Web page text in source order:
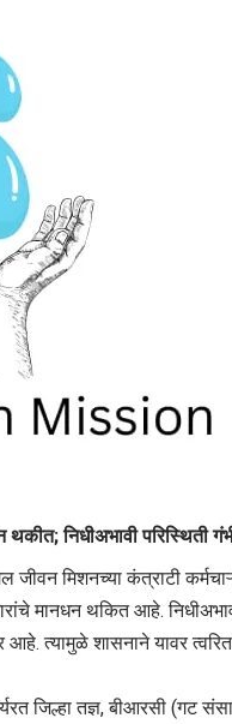
थकीत; निधीअभावी परिस्थिती
जीवन मिशनच्या कंत्राटी
मानधन थकित आहे.
आहे. त्यामुळे शासनाने यावर
जिल्हा तज्ञ, बीआरसी (गट